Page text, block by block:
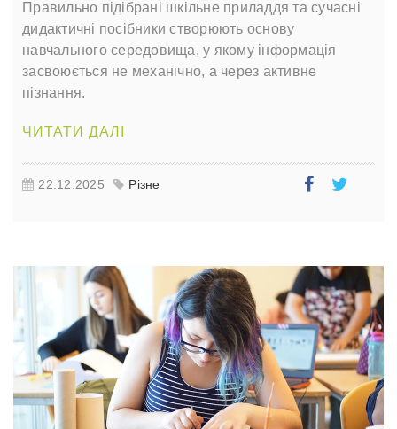
Правильно підібрані шкільне приладдя та сучасні
дидактичні посібники створюють основу
навчального середовища, у якому інформація
засвоюється не механічно, а через активне
пізнання.
ЧИТАТИ ДАЛІ
22.12.2025 Різне